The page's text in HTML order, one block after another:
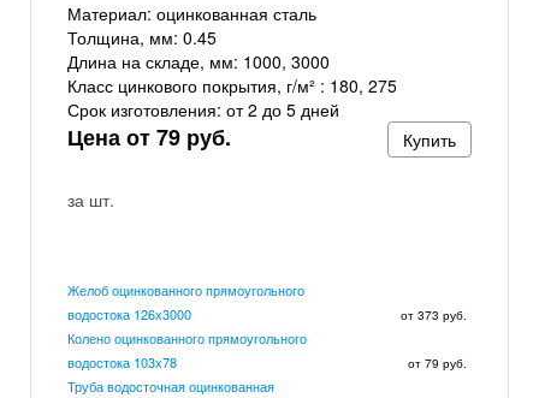
Материал: оцинкованная сталь
Толщина, мм: 0.45
Длина на складе, мм: 1000, 3000
Класс цинкового покрытия, г/м² : 180, 275
Срок изготовления: от 2 до 5 дней
Цена от 79 руб.
за шт.
Купить
Желоб оцинкованного прямоугольного
водостока 126х3000
от 373 руб.
Колено оцинкованного прямоугольного
водостока 103х78
от 79 руб.
Труба водосточная оцинкованная